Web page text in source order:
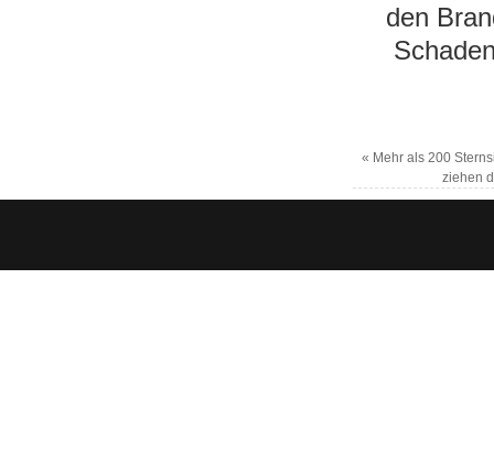
den
« Mehr als 200
ziehen